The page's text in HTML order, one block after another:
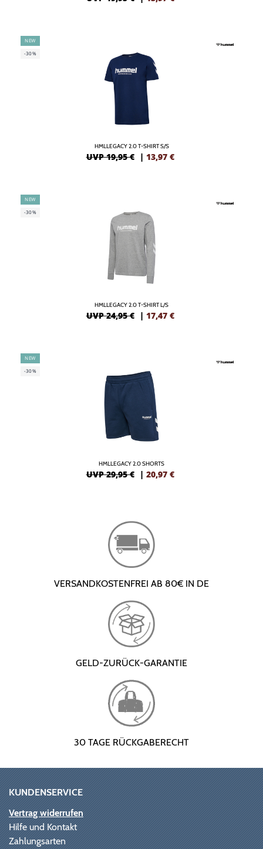
NEW
-30%
HMLLEGACY 2.0 T-SHIRT S/S
UVP 19,95 € | 13,97 €
NEW
-30%
HMLLEGACY 2.0 T-SHIRT L/S
UVP 24,95 € | 17,47 €
NEW
-30%
HMLLEGACY 2.0 SHORTS
UVP 29,95 € | 20,97 €
VERSANDKOSTENFREI AB 80€ IN DE
GELD-ZURÜCK-GARANTIE
30 TAGE RÜCKGABERECHT
KUNDENSERVICE
Vertrag widerrufen
Hilfe und Kontakt
Zahlungsarten